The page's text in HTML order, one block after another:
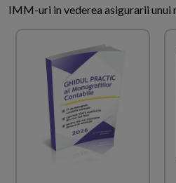
IMM-uri in vederea asigurarii unui